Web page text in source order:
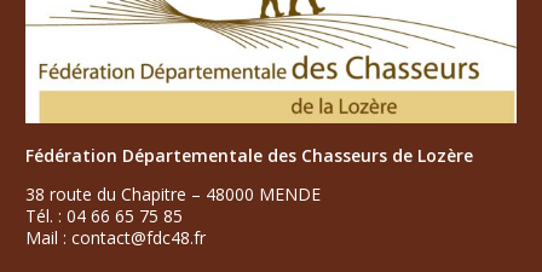
Fédération Départementale des Chasseurs de Lozère
38 route du Chapitre – 48000 MENDE
Tél. : 04 66 65 75 85
Mail : contact@fdc48.fr